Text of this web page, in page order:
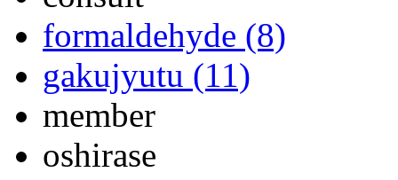
formaldehyde (8)
gakujyutu (11)
member
oshirase